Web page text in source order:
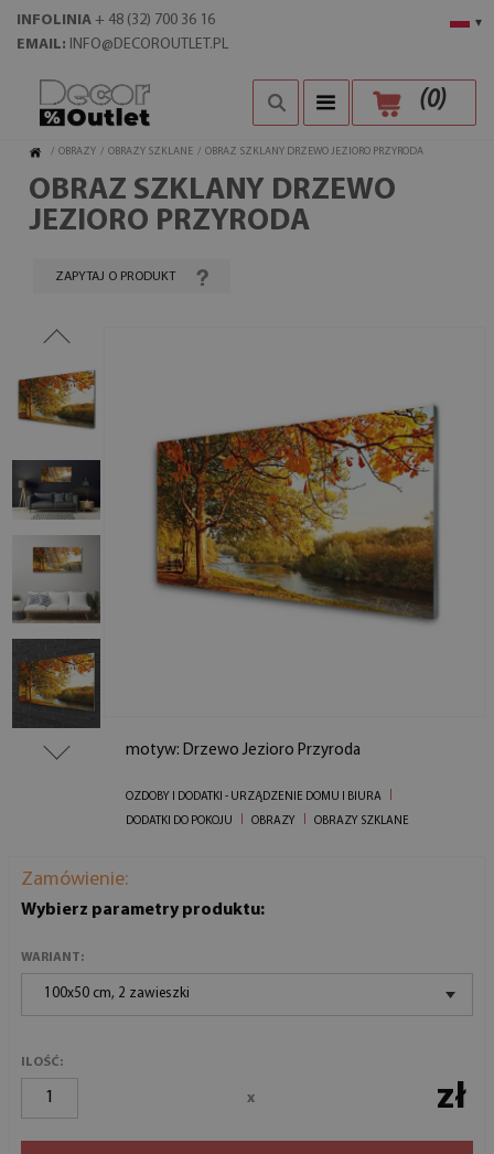
▾
INFOLINIA + 48 (32) 700 36 16
EMAIL: INFO@DECOROUTLET.PL
(0)
/ OBRAZY / OBRAZY SZKLANE / OBRAZ SZKLANY DRZEWO JEZIORO PRZYRODA
OBRAZ SZKLANY DRZEWO
JEZIORO PRZYRODA
ZAPYTAJ O PRODUKT
motyw: Drzewo Jezioro Przyroda
OZDOBY I DODATKI - URZĄDZENIE DOMU I BIURA
DODATKI DO POKOJU
OBRAZY OBRAZY SZKLANE
Zamówienie:
Wybierz parametry produktu:
WARIANT:
100x50 cm, 2 zawieszki
ILOŚĆ:
x zł